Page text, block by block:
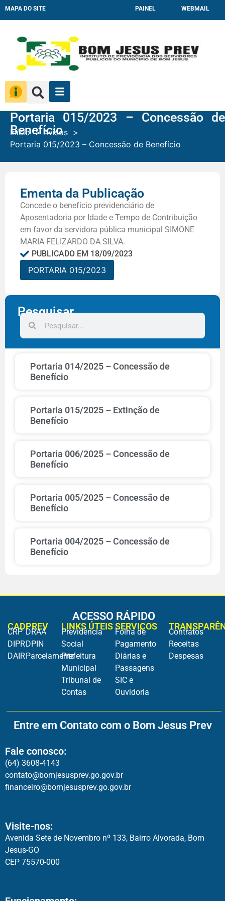
MAPA DO SITE PAINEL WEBMAIL
Portaria 015/2023 – Concessão de
Benefício
Início
Avisos
Portaria 015/2023 – Concessão de Benefício
Ementa da Publicação
Concede o benefício previdenciário de
Aposentadoria por Idade e Tempo de Contribuição
em favor da servidora pública municipal SIMONE
MARIA FELIZARDO DA SILVA.
PUBLICADO EM 18/09/2023
PORTARIA 015/2023
Pesquisar
Portaria 014/2025 – Concessão de
Benefício
Portaria 015/2025 – Extinção de
Benefício
Portaria 006/2025 – Concessão de
Benefício
Portaria 005/2025 – Concessão de
Benefício
Portaria 004/2025 – Concessão de
Benefício
ACESSO RÁPIDO
CADPREV
CRP
DIPR
DAIR
DRAA
DPIN
Parcelamento
LINKS ÚTEIS
Previdência
Social
Prefeitura
Municipal
Tribunal de
Contas
SERVIÇOS
Folha de
Pagamento
Diárias e
Passagens
SIC e
Ouvidoria
Contratos
Receitas
Despesas
Entre em Contato com o Bom Jesus Prev
Fale conosco:
(64) 3608-4143
contato@bomjesusprev.go.gov.br
financeiro@bomjesusprev.go.gov.br
Visite-nos:
Avenida Sete de Novembro nº 133, Bairro Alvorada, Bom
Jesus-GO
CEP 75570-000